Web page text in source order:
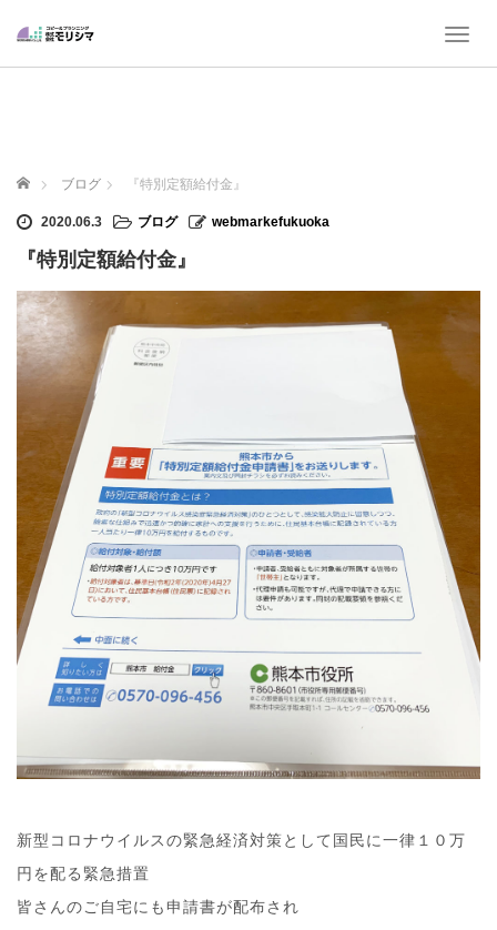
T
ホーム ブログ 『特別定額給付金』
2020.06.3 ブログ webmarkefukuoka
『特別定額給付金』
新型コロナウイルスの緊急経済対策として国民に一律１０万
円を配る緊急措置
皆さんのご自宅にも申請書が配布され